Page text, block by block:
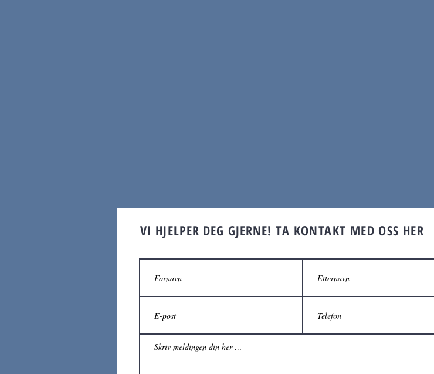
VI HJELPER DEG GJERNE!TA KONTAKT MED OSS HER